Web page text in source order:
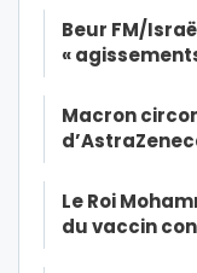
Beur FM/
«
Macron
Le Roi
du vaccin